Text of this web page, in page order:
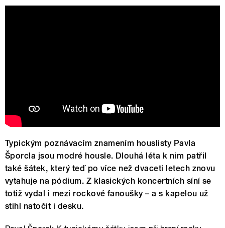
Typickým poznávacím znamením houslisty Pavla
Šporcla jsou modré housle. Dlouhá léta k nim patřil
také šátek, který teď po více než dvaceti letech znovu
vytahuje na pódium. Z klasických koncertních síní se
totiž vydal i mezi rockové fanoušky – a s kapelou už
stihl natočit i desku.